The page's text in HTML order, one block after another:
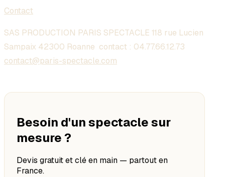
Contact
SAS PRODUCTION PARIS SPECTACLE 118 rue Lucien
Sampaix 42300 Roanne contact : 04.77.66.12.73
contact@paris-spectacle.com
Besoin d'un spectacle sur
mesure ?
Devis gratuit et clé en main — partout en
France.